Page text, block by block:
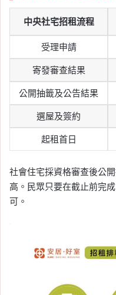
中央社宅招租流程
受理申請
寄發審查結果
公開抽籤及公告結果
選屋及簽約
起租首日
社會住宅採資格審查後公
高。民眾只要在截止前完
可。